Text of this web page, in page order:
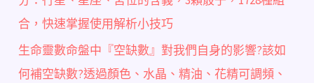
合，快速掌握使用解析小技巧
生命靈數命盤中『空缺數』對我們自身的影響?該如
何補空缺數?透過顏色、水晶、精油、花精可調頻、